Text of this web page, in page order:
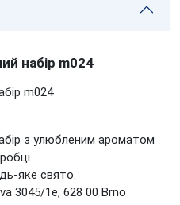
набір m024
m024
з улюбленим ароматом
яке свято.
3045/1e, 628 00 Brno